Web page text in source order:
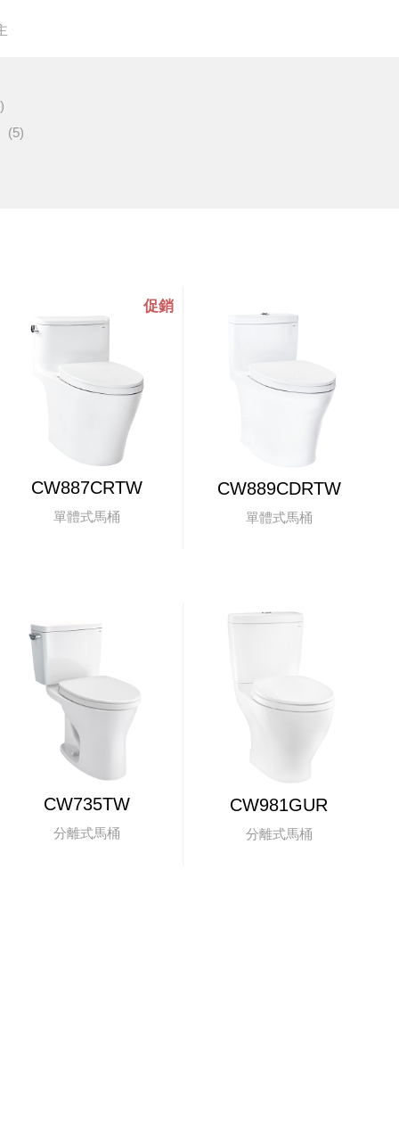
(5)
CW887CRTW
單體式馬桶
CW889CDRTW
單體式馬桶
CW735TW
分離式馬桶
CW981GUR
分離式馬桶